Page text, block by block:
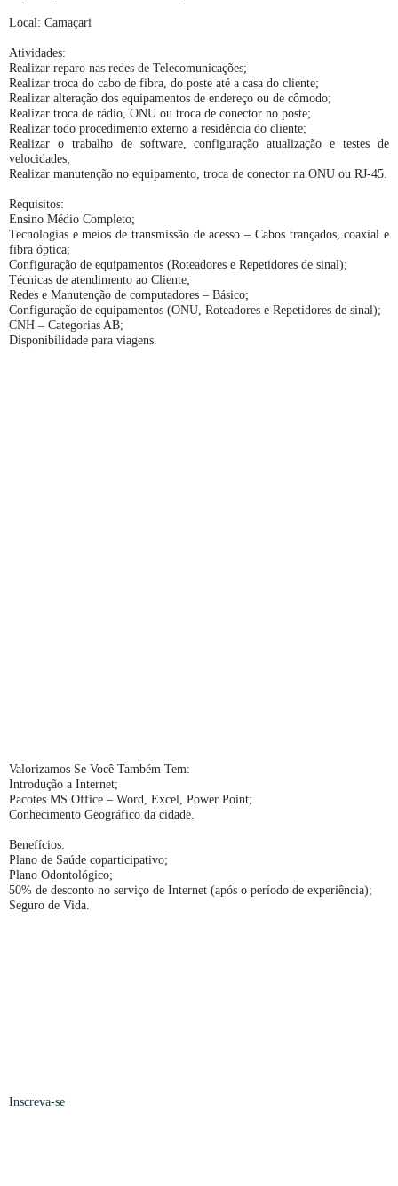
Local: Camaçari
Atividades:
Realizar reparo nas redes de Telecomunicações;
Realizar troca do cabo de fibra, do poste até a casa do cliente;
Realizar alteração dos equipamentos de endereço ou de cômodo;
Realizar troca de rádio, ONU ou troca de conector no poste;
Realizar todo procedimento externo a residência do cliente;
Realizar o trabalho de software, configuração atualização e testes de
velocidades;
Realizar manutenção no equipamento, troca de conector na ONU ou RJ-45.
Requisitos:
Ensino Médio Completo;
Tecnologias e meios de transmissão de acesso – Cabos trançados, coaxial e
fibra óptica;
Configuração de equipamentos (Roteadores e Repetidores de sinal);
Técnicas de atendimento ao Cliente;
Redes e Manutenção de computadores – Básico;
Configuração de equipamentos (ONU, Roteadores e Repetidores de sinal);
CNH – Categorias AB;
Disponibilidade para viagens.
Valorizamos Se Você Também Tem:
Introdução a Internet;
Pacotes MS Office – Word, Excel, Power Point;
Conhecimento Geográfico da cidade.
Benefícios:
Plano de Saúde coparticipativo;
Plano Odontológico;
50% de desconto no serviço de Internet (após o período de experiência);
Seguro de Vida.
Inscreva-se